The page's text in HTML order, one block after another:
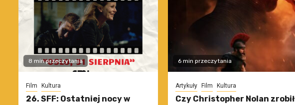
8 min przeczytania
Film Kultura
26. SFF: Ostatniej nocy w
6 min przeczytania
Artykuły Film Kultura
Czy Christopher Nolan zrobił